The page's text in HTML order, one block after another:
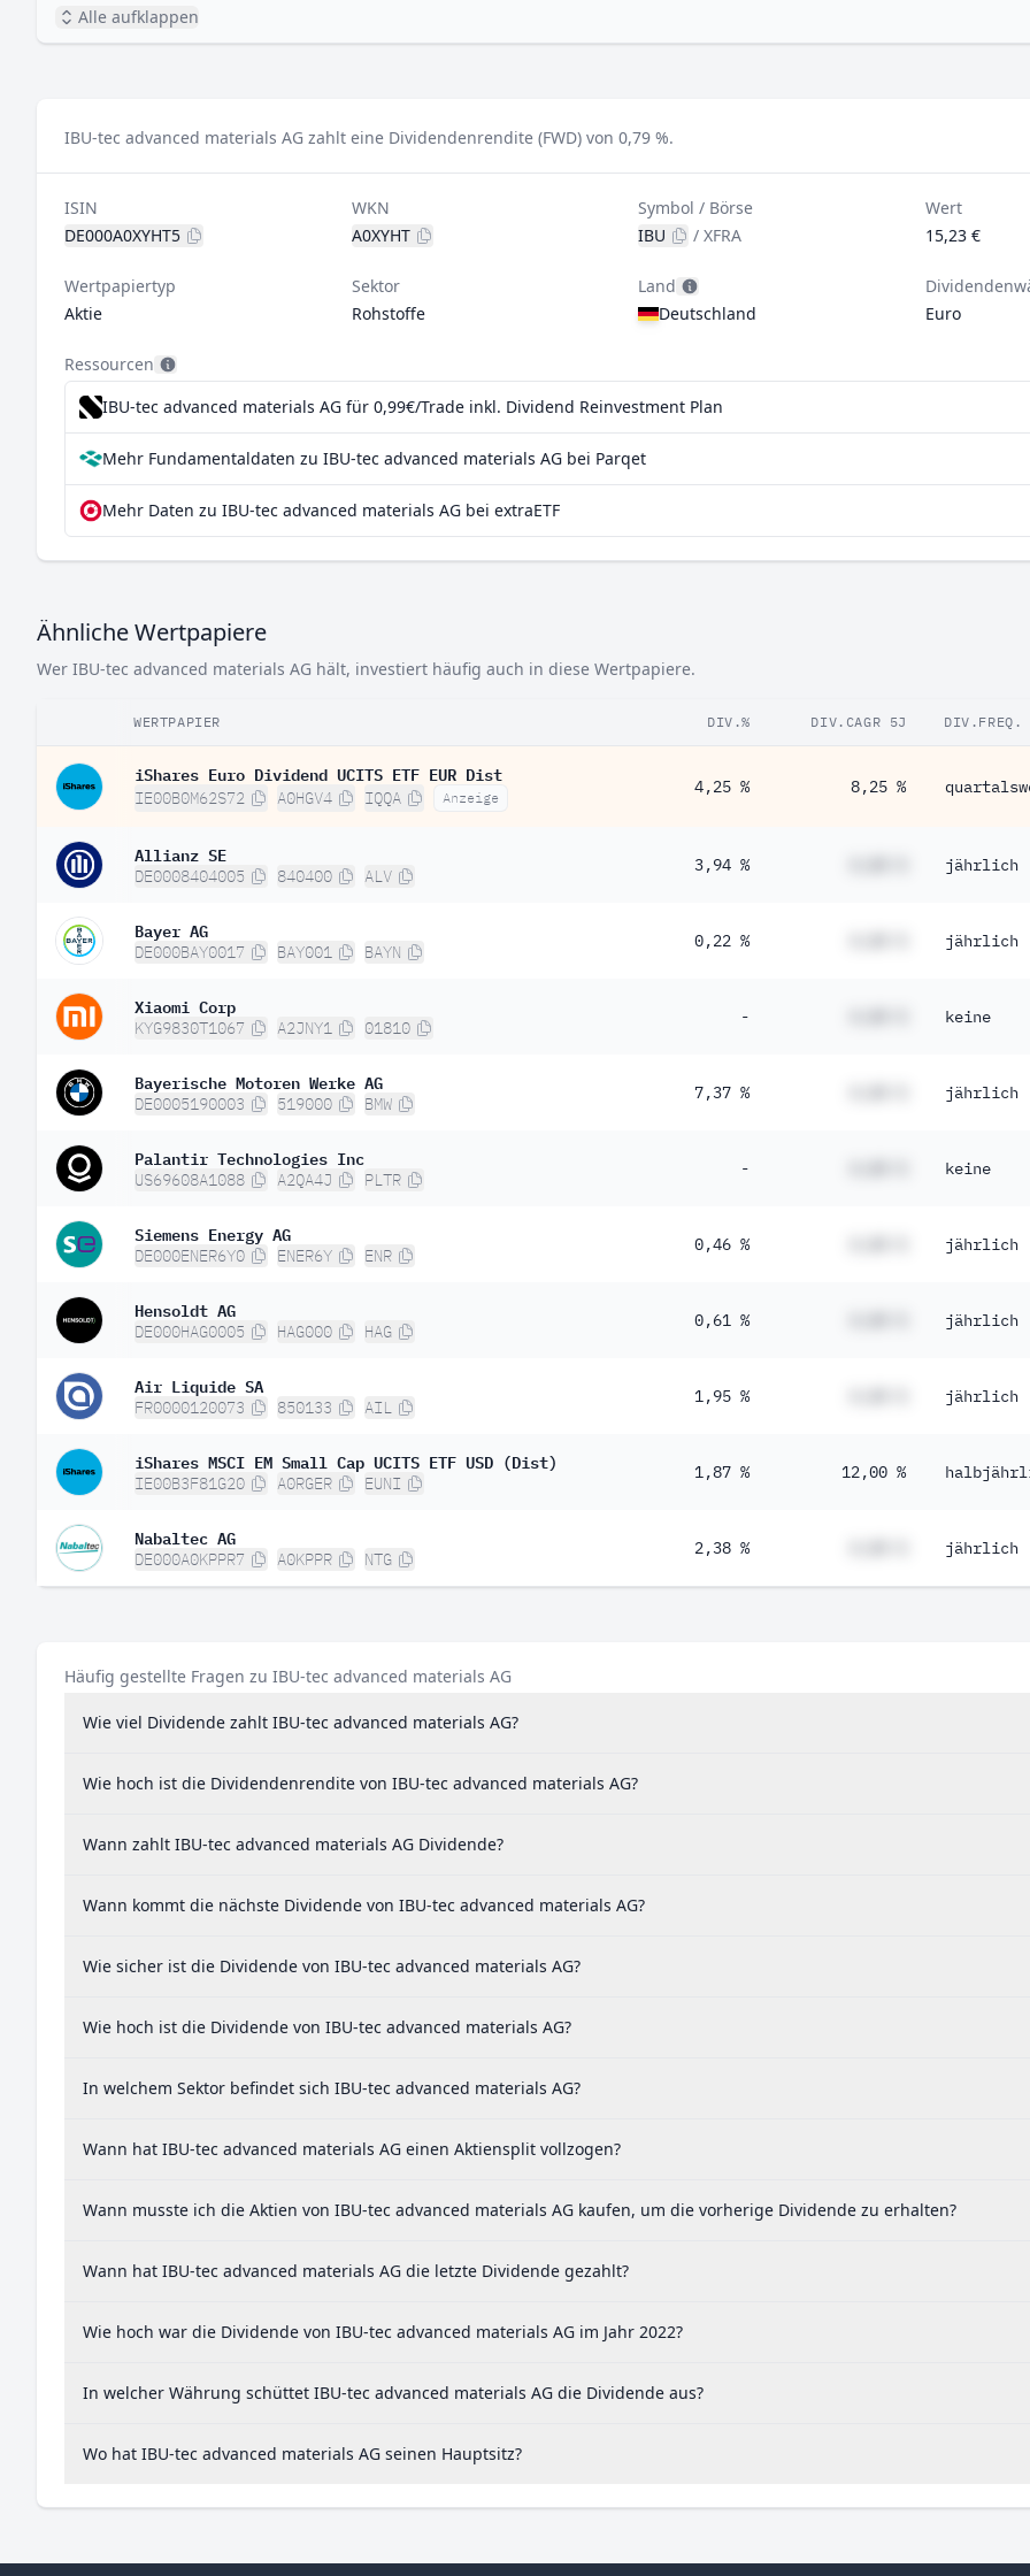
Alle aufklappen
IBU-tec advanced materials AG zahlt eine Dividendenrendite (FWD) von 0,79 %.
ISIN
DE000A0XYHT5
WKN
A0XYHT
Symbol / Börse
IBU
/XFRA
Wert
15,23 €
Wertpapiertyp
Aktie
Sektor
Rohstoffe
Land
Deutschland
Euro
Ressourcen
IBU-tec advanced materials AG für 0,99€/Trade inkl. Dividend Reinvestment Plan
Mehr Fundamentaldaten zu IBU-tec advanced materials AG bei Parqet
Mehr Daten zu IBU-tec advanced materials AG bei extraETF
Ähnliche Wertpapiere
Wer IBU-tec advanced materials AG hält, investiert häufig auch in diese Wertpapiere.
WERTPAPIER DIV.% DIV.CAGR 5J DIV.FREQ.
iShares Euro Dividend UCITS ETF EUR Dist
IE00B0M62S72 A0HGV4 IQQA Anzeige
4,25 % 8,25 %
Allianz SE
DE0008404005 840400 ALV
3,94 % jährlich
Bayer AG
DE000BAY0017 BAY001 BAYN
0,22 % jährlich
Xiaomi Corp
KYG9830T1067 A2JNY1 01810
- keine
Bayerische Motoren Werke AG
DE0005190003 519000 BMW
7,37 % jährlich
Palantir Technologies Inc
US69608A1088 A2QA4J PLTR
- keine
Siemens Energy AG
DE000ENER6Y0 ENER6Y ENR
0,46 % jährlich
Hensoldt AG
DE000HAG0005 HAG000 HAG
0,61 % jährlich
Air Liquide SA
FR0000120073 850133 AIL
1,95 % jährlich
iShares MSCI EM Small Cap UCITS ETF USD (Dist)
IE00B3F81G20 A0RGER EUNI
1,87 % 12,00 %
Nabaltec AG
DE000A0KPPR7 A0KPPR NTG
2,38 % jährlich
Häufig gestellte Fragen zu IBU-tec advanced materials AG
Wie viel Dividende zahlt IBU-tec advanced materials AG?
Wie hoch ist die Dividendenrendite von IBU-tec advanced materials AG?
Wann zahlt IBU-tec advanced materials AG Dividende?
Wann kommt die nächste Dividende von IBU-tec advanced materials AG?
Wie sicher ist die Dividende von IBU-tec advanced materials AG?
Wie hoch ist die Dividende von IBU-tec advanced materials AG?
In welchem Sektor befindet sich IBU-tec advanced materials AG?
Wann hat IBU-tec advanced materials AG einen Aktiensplit vollzogen?
Wann musste ich die Aktien von IBU-tec advanced materials AG kaufen, um die vorherige Dividende zu erhalten?
Wann hat IBU-tec advanced materials AG die letzte Dividende gezahlt?
Wie hoch war die Dividende von IBU-tec advanced materials AG im Jahr 2022?
In welcher Währung schüttet IBU-tec advanced materials AG die Dividende aus?
Wo hat IBU-tec advanced materials AG seinen Hauptsitz?